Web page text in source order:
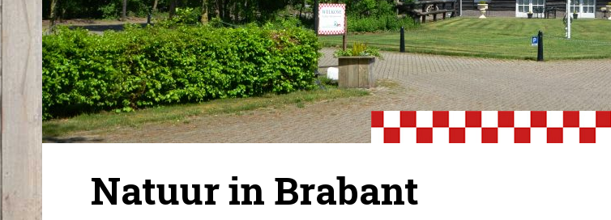
Natuur in Brabant